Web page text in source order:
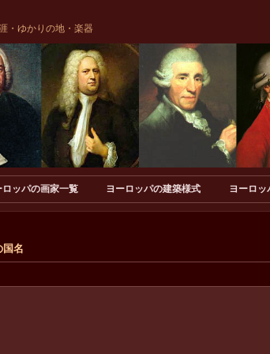
・ゆかりの地・楽器
ロッパの画家一覧 ヨーロッパの建築様式 ヨーロッ
国名